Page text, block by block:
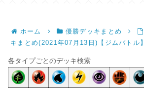
ホーム 優勝デッキまとめ
キまとめ(2021年07月13日)【ジムバトル】
各タイプごとのデッキ検索